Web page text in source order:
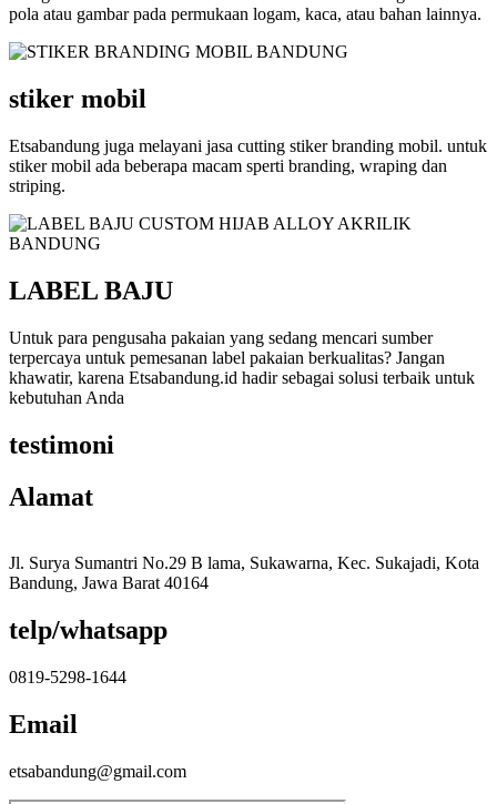
pola atau gambar pada permukaan logam, kaca, atau bahan lainnya.
stiker mobil
Etsabandung juga melayani jasa cutting stiker branding mobil. untuk
stiker mobil ada beberapa macam sperti branding, wraping dan
striping.
LABEL BAJU
Untuk para pengusaha pakaian yang sedang mencari sumber
terpercaya untuk pemesanan label pakaian berkualitas? Jangan
khawatir, karena Etsabandung.id hadir sebagai solusi terbaik untuk
kebutuhan Anda
testimoni
Alamat
Jl. Surya Sumantri No.29 B lama, Sukawarna, Kec. Sukajadi, Kota
Bandung, Jawa Barat 40164
telp/whatsapp
0819-5298-1644
Email
etsabandung@gmail.com